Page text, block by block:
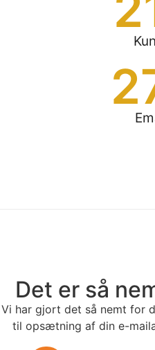
Det er så
Vi har gjort det så nemt for
til opsætning af din e-